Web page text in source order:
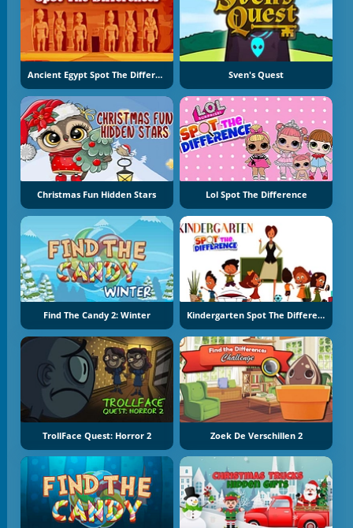
Ancient Egypt Spot The Differences Sven's Quest
Christmas Fun Hidden Stars Lol Spot The Difference
Find The Candy 2: Winter Kindergarten Spot The Differences
TrollFace Quest: Horror 2 Zoek De Verschillen 2